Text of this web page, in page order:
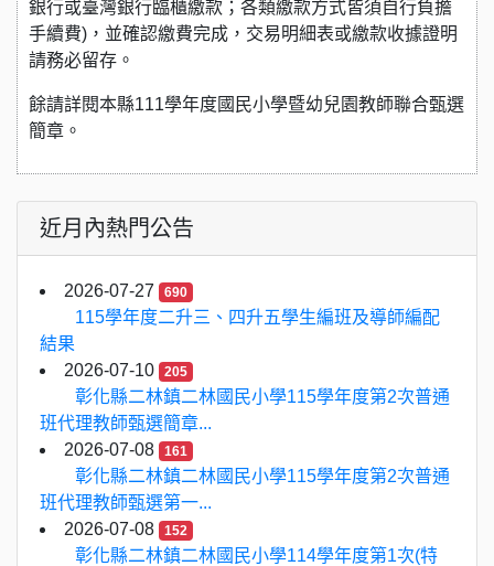
銀行或臺灣銀行臨櫃繳款；各類繳款方式皆須自行負擔
手續費)，並確認繳費完成，交易明細表或繳款收據證明
請務必留存。
餘請詳閱本縣111學年度國民小學暨幼兒園教師聯合甄選
簡章。
近月內熱門公告
2026-07-27 690
115學年度二升三、四升五學生編班及導師編配
結果
2026-07-10
205
彰化縣二林鎮二林國民小學115學年度第2次普通
班代理教師甄選簡章...
2026-07-08
161
彰化縣二林鎮二林國民小學115學年度第2次普通
班代理教師甄選第一...
2026-07-08
152
彰化縣二林鎮二林國民小學114學年度第1次(特